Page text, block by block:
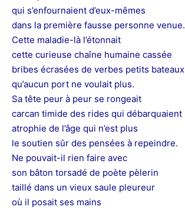
qui s’enfournaient d’eux-mêmes
dans la première fausse personne venue.
Cette maladie-là l’étonnait
cette curieuse chaîne humaine cassée
bribes écrasées de verbes petits bateaux
qu’aucun port ne voulait plus.
Sa tête peur à peur se rongeait
carcan timide des rides qui débarquaient
atrophie de l’âge qui n’est plus
le soutien sûr des pensées à repeindre.
Ne pouvait-il rien faire avec
son bâton torsadé de poète pèlerin
taillé dans un vieux saule pleureur
où il posait ses mains